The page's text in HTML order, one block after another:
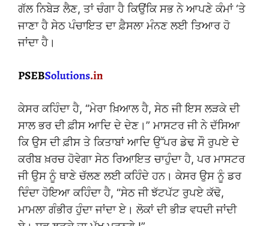
ਗੱਲ ਨਿਬੇੜ ਲੈਣ, ਤਾਂ ਚੰਗਾ ਹੈ ਕਿਉਂਕਿ ਸਭ ਨੇ ਆਪਣੇ ਕੰਮਾਂ ‘ਤੇ
ਜਾਣਾ ਹੈ ਸੇਠ ਪੰਚਾਇਤ ਦਾ ਫ਼ੈਸਲਾ ਮੰਨਣ ਲਈ ਤਿਆਰ ਹੋ
ਜਾਂਦਾ ਹੈ।
ਕੇਸਰ ਕਹਿੰਦਾ ਹੈ, “ਮੇਰਾ ਖ਼ਿਆਲ ਹੈ, ਸੇਠ ਜੀ ਇਸ ਲੜਕੇ ਦੀ
ਸਾਲ ਭਰ ਦੀ ਫ਼ੀਸ ਆਦਿ ਦੇ ਦੇਣ।” ਮਾਸਟਰ ਜੀ ਨੇ ਦੱਸਿਆ
ਕਿ ਉਸ ਦੀ ਫ਼ੀਸ ਤੇ ਕਿਤਾਬਾਂ ਆਦਿ ਉੱਪਰ ਡੇਢ ਸੌ ਰੁਪਏ ਦੇ
ਕਰੀਬ ਖ਼ਰਚ ਹੋਵੇਗਾ ਸੇਠ ਰਿਆਇਤ ਚਾਹੁੰਦਾ ਹੈ, ਪਰ ਮਾਸਟਰ
ਜੀ ਉਸ ਨੂੰ ਥਾਣੇ ਚੱਲਣ ਲਈ ਕਹਿੰਦੇ ਹਨ। ਕੇਸਰ ਉਸ ਨੂੰ ਡਰ
ਦਿੰਦਾ ਹੋਇਆ ਕਹਿੰਦਾ ਹੈ, “ਸੇਠ ਜੀ ਝੱਟਪੱਟ ਰੁਪਏ ਕੱਢੋ,
ਮਾਮਲਾ ਗੰਭੀਰ ਹੁੰਦਾ ਜਾਂਦਾ ਏ। ਲੋਕਾਂ ਦੀ ਭੀੜ ਵਧਦੀ ਜਾਂਦੀ